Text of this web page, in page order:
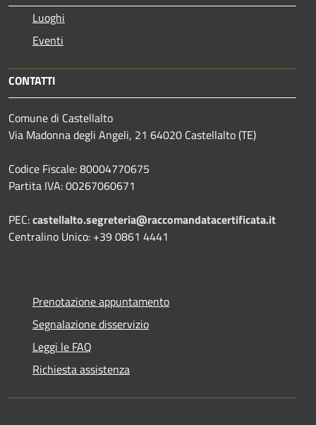
Luoghi
Eventi
CONTATTI
Comune di Castellalto
Via Madonna degli Angeli, 21 64020 Castellalto (TE)
Codice Fiscale: 80004770675
Partita IVA: 00267060671
PEC:castellalto.segreteria@raccomandatacertificata.it
Centralino Unico: +39 0861 4441
Prenotazione appuntamento
Segnalazione disservizio
Leggi le FAQ
Richiesta assistenza